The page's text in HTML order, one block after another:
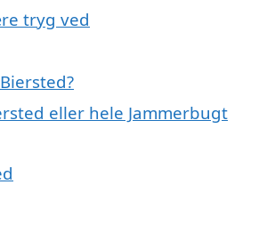
tryg ved
eller hele Jammerbugt